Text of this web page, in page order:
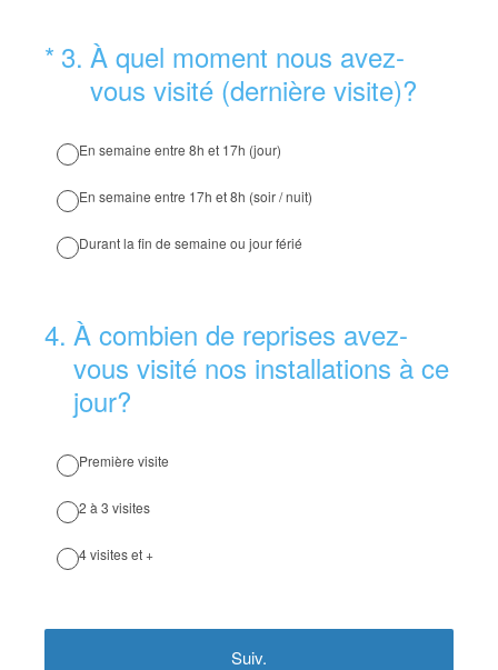
* 3. À quel moment nous avez-
vous visité (dernière visite)?
(Obligatoire)
En semaine entre 8h et 17h (jour)
En semaine entre 17h et 8h (soir / nuit)
Durant la fin de semaine ou jour férié
4. À combien de reprises avez-
vous visité nos installations à ce
jour?
Première visite
2 à 3 visites
4 visites et +
Suiv.